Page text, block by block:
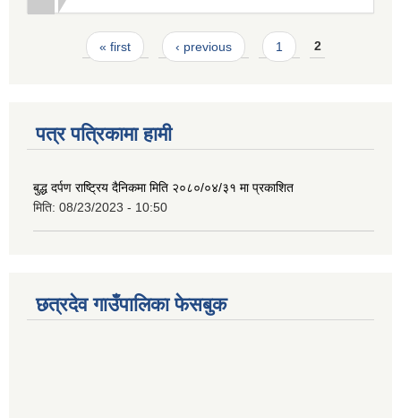
Pages« first ‹ previous 1 2
पत्र पत्रिकामा हामी
बुद्ध दर्पण राष्ट्रिय दैनिकमा मिति २०८०/०४/३१ मा प्रकाशित
मिति: 08/23/2023 - 10:50
छत्रदेव गाउँपालिका फेसबुक